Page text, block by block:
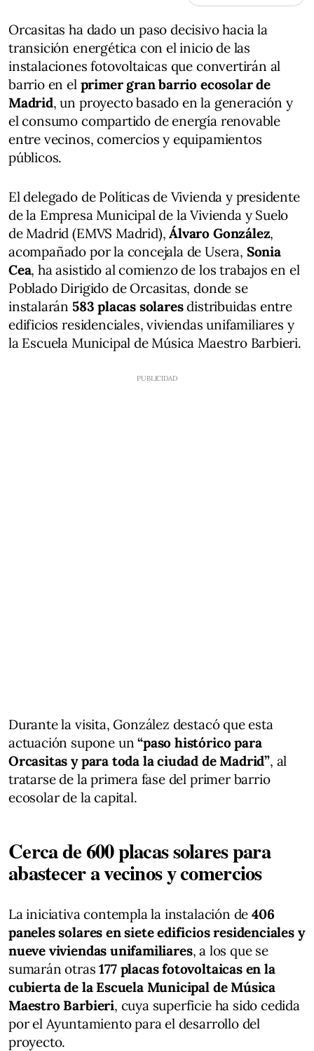
Orcasitas ha dado un paso decisivo hacia la
transición energética con el inicio de las
instalaciones fotovoltaicas que convertirán al
barrio en el primer gran barrio ecosolar de
Madrid, un proyecto basado en la generación y
el consumo compartido de energía renovable
entre vecinos, comercios y equipamientos
públicos.
El delegado de Políticas de Vivienda y presidente
de la Empresa Municipal de la Vivienda y Suelo
de Madrid (EMVS Madrid),Álvaro González,
acompañado por la concejala de Usera, Sonia
Cea, ha asistido al comienzo de los trabajos en el
Poblado Dirigido de Orcasitas, donde se
instalarán 583 placas solaresdistribuidas entre
edificios residenciales, viviendas unifamiliares y
la Escuela Municipal de Música Maestro Barbieri.
Durante la visita, González destacó que esta
actuación supone un“paso histórico para
Orcasitas y para toda la ciudad de Madrid”, al
tratarse de la primera fase del primer barrio
ecosolar de la capital.
Cerca de 600 placas solares para
abastecer a vecinos y comercios
La iniciativa contempla la instalación de406
paneles solares en siete edificios residenciales y
nueve viviendas unifamiliares, a los que se
sumarán otras177 placas fotovoltaicas en la
cubierta de la Escuela Municipal de Música
Maestro Barbieri, cuya superficie ha sido cedida
por el Ayuntamiento para el desarrollo del
proyecto.